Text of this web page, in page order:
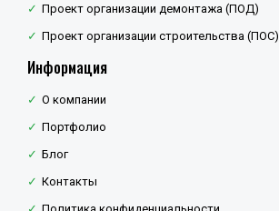
Проект организации демонтажа (ПОД)
Проект организации строительства (ПОС)
Информация
О компании
Портфолио
Блог
Контакты